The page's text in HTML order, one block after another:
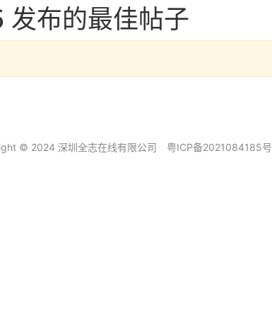
发布的最佳帖子
© 2024 深圳全志在线有限公司 粤ICP备2021084185号